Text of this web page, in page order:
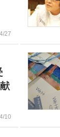
27
10